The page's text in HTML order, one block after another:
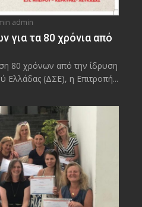
admin
για τα 80 χρόνια από
80 χρόνων από την ίδρυση
Ελλάδας (ΔΣΕ), η Επιτροπή...